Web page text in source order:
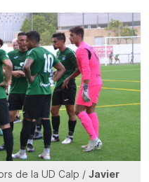
de la UD Calp / Javier